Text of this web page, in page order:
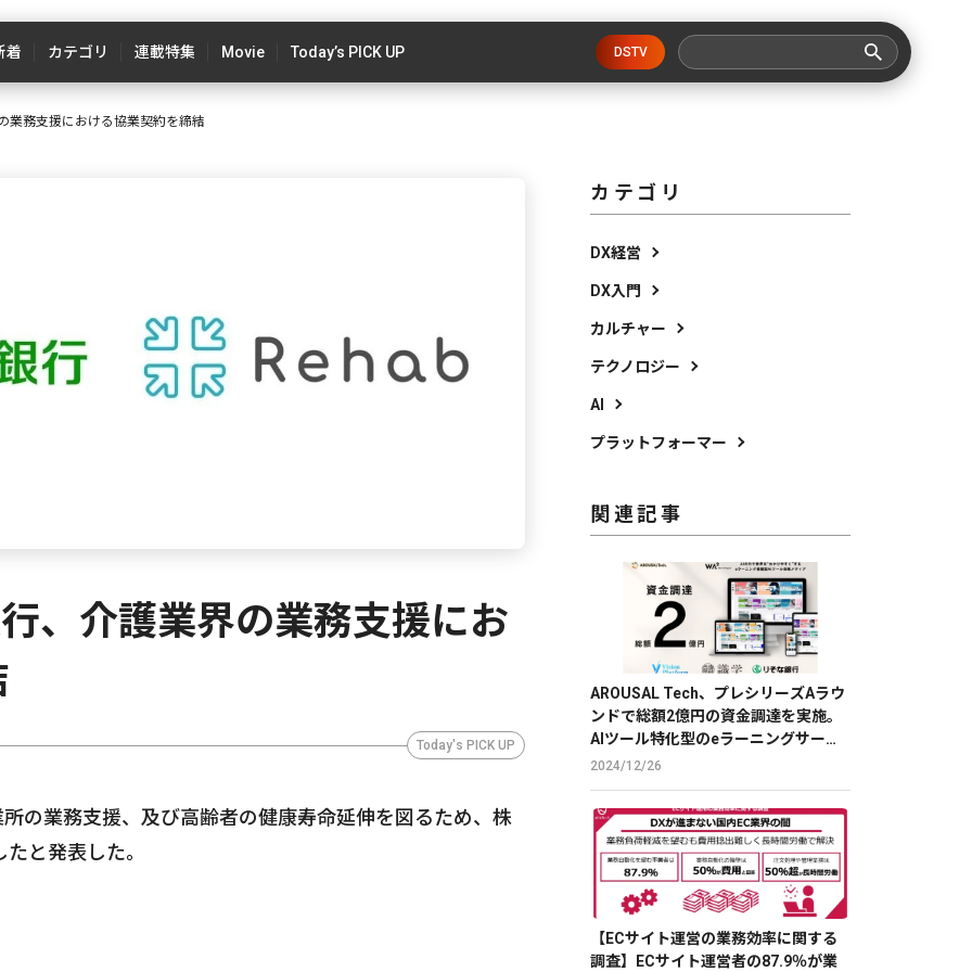
着 カテゴリ 連載特集 Movie Today’s PICK UP DSTV
業務支援における協業契約を締結
、介護業界の業務支援にお
Today's PICK UP
の業務支援、及び高齢者の健康寿命延伸を図るため、株
と発表した。
カテゴリ
DX経営
DX入門
カルチャー
テクノロジー
AI
プラットフォーマー
関連記事
AROUSAL Tech、プレシリーズAラウ
ンドで総額2億円の資金調達を実施。
AIツール特化型のeラーニングサービ
スで、DXを推進。
2024/12/26
【ECサイト運営の業務効率に関する
調査】ECサイト運営者の87.9％が業